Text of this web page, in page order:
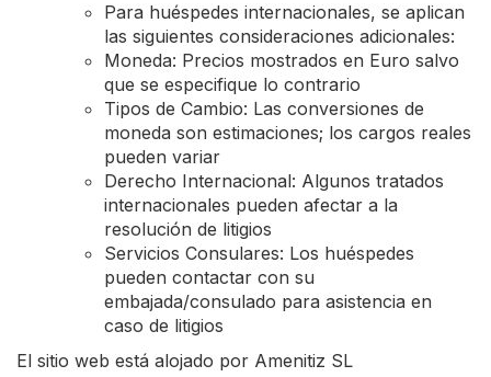
Para huéspedes internacionales, se aplican
las siguientes consideraciones adicionales:
Moneda: Precios mostrados en Euro salvo
que se especifique lo contrario
Tipos de Cambio: Las conversiones de
moneda son estimaciones; los cargos reales
pueden variar
Derecho Internacional: Algunos tratados
internacionales pueden afectar a la
resolución de litigios
Servicios Consulares: Los huéspedes
pueden contactar con su
embajada/consulado para asistencia en
caso de litigios
El sitio web está alojado por Amenitiz SL